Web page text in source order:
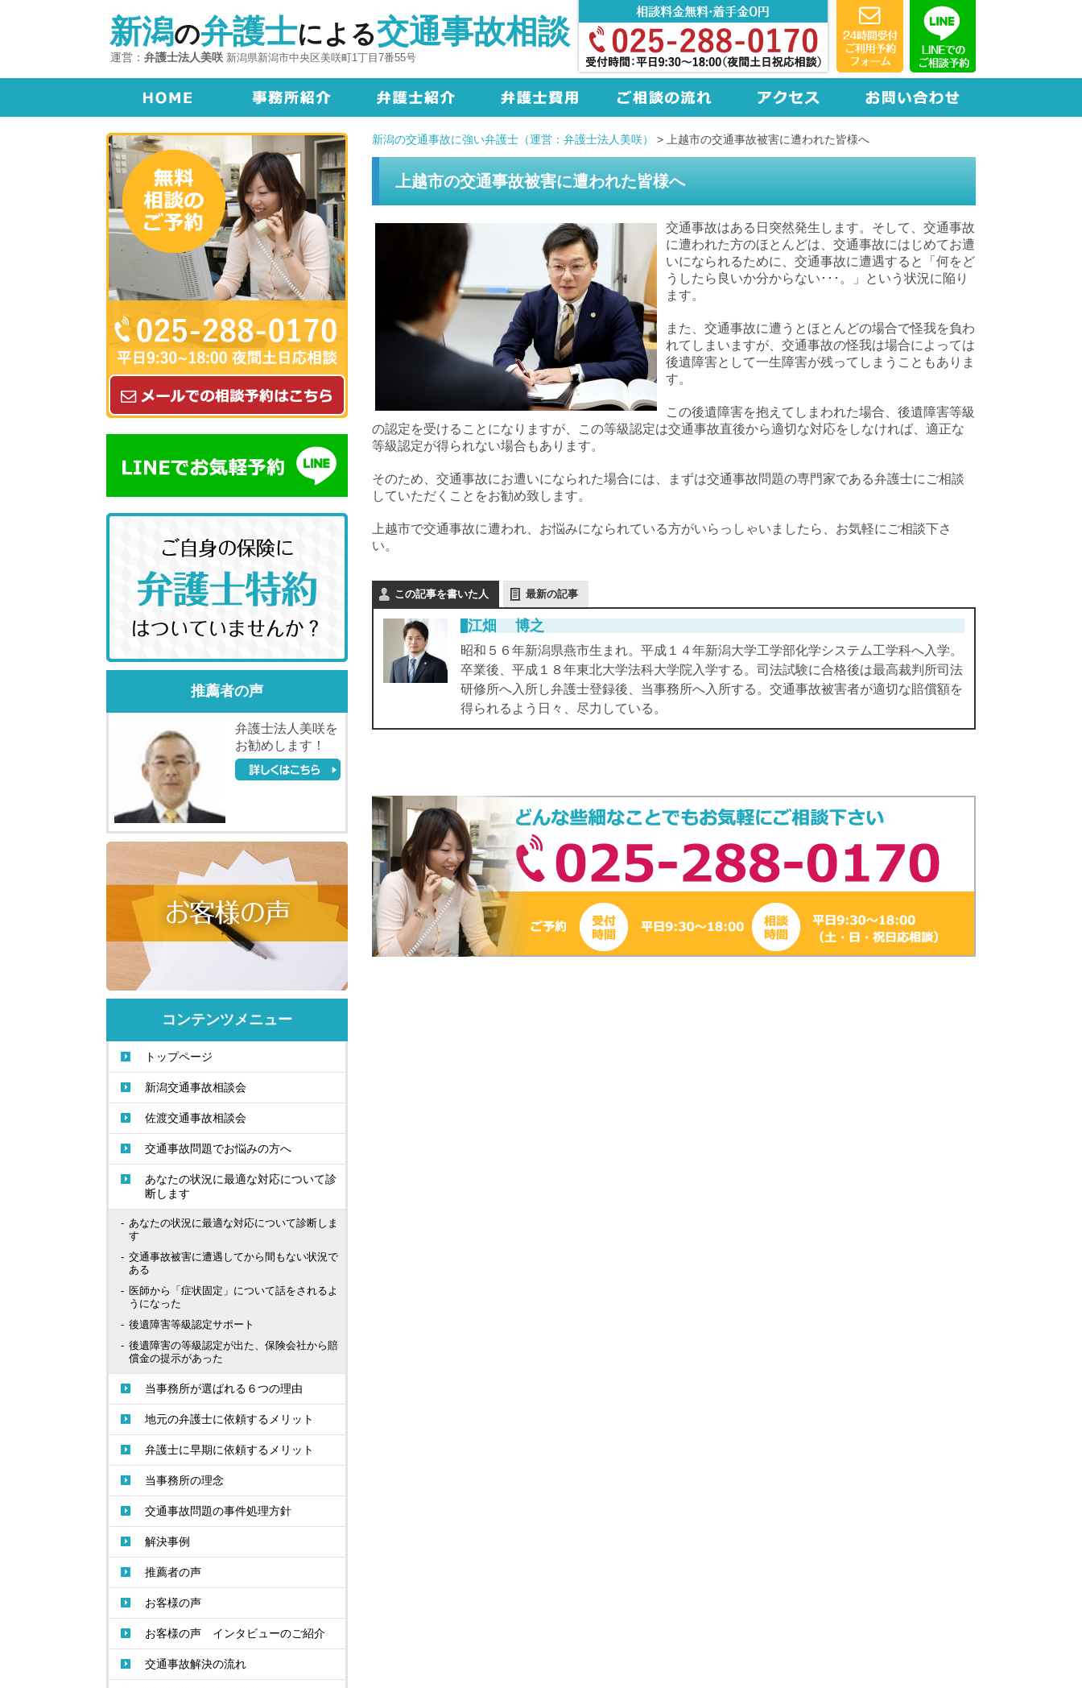
新潟の弁護士による交通事故相談
運営： 弁護士法人美咲 新潟県新潟市中央区美咲町1丁目7番55号
新潟の交通事故に強い弁護士（運営：弁護士法人美咲） > 上越市の交通事故被害に遭われた皆様へ
上越市の交通事故被害に遭われた皆様へ
交通事故はある日突然発生します。そして、交通事故
に遭われた方のほとんどは、交通事故にはじめてお遭
いになられるために、交通事故に遭遇すると「何をど
うしたら良いか分からない･･･。」という状況に陥り
ます。
また、交通事故に遭うとほとんどの場合で怪我を負わ
れてしまいますが、交通事故の怪我は場合によっては
後遺障害として一生障害が残ってしまうこともありま
す。
この後遺障害を抱えてしまわれた場合、後遺障害等級
の認定を受けることになりますが、この等級認定は交通事故直後から適切な対応をしなければ、適正な
等級認定が得られない場合もあります。
そのため、交通事故にお遭いになられた場合には、まずは交通事故問題の専門家である弁護士にご相談
していただくことをお勧め致します。
上越市で交通事故に遭われ、お悩みになられている方がいらっしゃいましたら、お気軽にご相談下さ
い。
この記事を書いた人 最新の記事
江畑 博之
昭和５６年新潟県燕市生まれ。平成１４年新潟大学工学部化学システム工学科へ入学。
卒業後、平成１８年東北大学法科大学院入学する。司法試験に合格後は最高裁判所司法
研修所へ入所し弁護士登録後、当事務所へ入所する。交通事故被害者が適切な賠償額を
得られるよう日々、尽力している。
推薦者の声
弁護士法人美咲を
お勧めします！
コンテンツメニュー
トップページ
新潟交通事故相談会
佐渡交通事故相談会
交通事故問題でお悩みの方へ
あなたの状況に最適な対応について診
断します
あなたの状況に最適な対応について診断しま
す
交通事故被害に遭遇してから間もない状況で
ある
医師から「症状固定」について話をされるよ
うになった
後遺障害等級認定サポート
後遺障害の等級認定が出た、保険会社から賠
償金の提示があった
当事務所が選ばれる６つの理由
地元の弁護士に依頼するメリット
弁護士に早期に依頼するメリット
当事務所の理念
交通事故問題の事件処理方針
解決事例
推薦者の声
お客様の声
お客様の声 インタビューのご紹介
交通事故解決の流れ